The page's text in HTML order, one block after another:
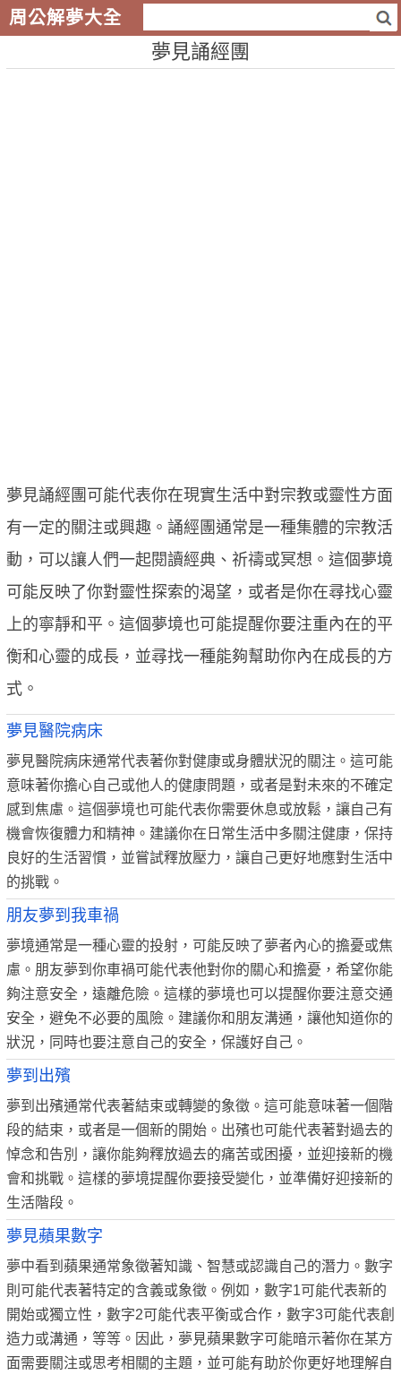
周公解夢大全
夢見誦經團
夢見誦經團可能代表你在現實生活中對宗教或靈性方面
有一定的關注或興趣。誦經團通常是一種集體的宗教活
動，可以讓人們一起閱讀經典、祈禱或冥想。這個夢境
可能反映了你對靈性探索的渴望，或者是你在尋找心靈
上的寧靜和平。這個夢境也可能提醒你要注重內在的平
衡和心靈的成長，並尋找一種能夠幫助你內在成長的方
式。
夢見醫院病床
夢見醫院病床通常代表著你對健康或身體狀況的關注。這可能
意味著你擔心自己或他人的健康問題，或者是對未來的不確定
感到焦慮。這個夢境也可能代表你需要休息或放鬆，讓自己有
機會恢復體力和精神。建議你在日常生活中多關注健康，保持
良好的生活習慣，並嘗試釋放壓力，讓自己更好地應對生活中
的挑戰。
朋友夢到我車禍
夢境通常是一種心靈的投射，可能反映了夢者內心的擔憂或焦
慮。朋友夢到你車禍可能代表他對你的關心和擔憂，希望你能
夠注意安全，遠離危險。這樣的夢境也可以提醒你要注意交通
安全，避免不必要的風險。建議你和朋友溝通，讓他知道你的
狀況，同時也要注意自己的安全，保護好自己。
夢到出殯
夢到出殯通常代表著結束或轉變的象徵。這可能意味著一個階
段的結束，或者是一個新的開始。出殯也可能代表著對過去的
悼念和告別，讓你能夠釋放過去的痛苦或困擾，並迎接新的機
會和挑戰。這樣的夢境提醒你要接受變化，並準備好迎接新的
生活階段。
夢見蘋果數字
夢中看到蘋果通常象徵著知識、智慧或認識自己的潛力。數字
則可能代表著特定的含義或象徵。例如，數字1可能代表新的
開始或獨立性，數字2可能代表平衡或合作，數字3可能代表創
造力或溝通，等等。因此，夢見蘋果數字可能暗示著你在某方
面需要關注或思考相關的主題，並可能有助於你更好地理解自